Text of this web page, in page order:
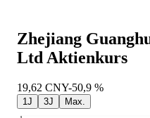
Zhejiang
Ltd Aktienkurs
19,62 CNY-50,9 %
1J 3J Max.